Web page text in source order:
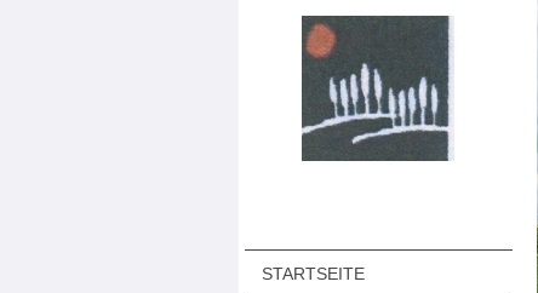
STARTSEITE